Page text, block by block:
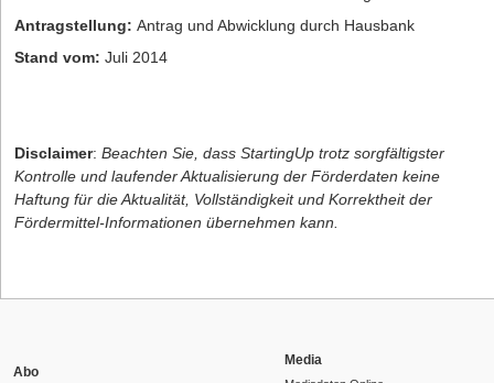
Antragstellung: Antrag und Abwicklung durch Hausbank
Stand vom: Juli 2014
Disclaimer: Beachten Sie, dass StartingUp trotz sorgfältigster
Kontrolle und laufender Aktualisierung der Förderdaten keine
Haftung für die Aktualität, Vollständigkeit und Korrektheit der
Fördermittel-Informationen übernehmen kann.
Abo
Media